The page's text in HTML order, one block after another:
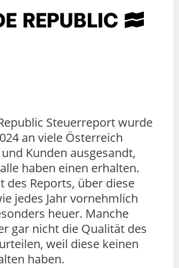
Steuerreport wurde
an viele Österreich
Kunden ausgesandt,
haben einen erhalten.
des Reports, über diese
jedes Jahr vornehmlich
heuer. Manche
gar nicht die Qualität des
weil diese keinen
haben.